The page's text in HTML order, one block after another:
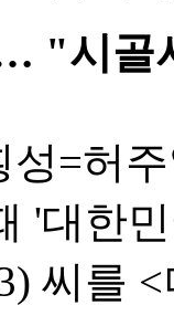
"시골
=허
'대한
씨를